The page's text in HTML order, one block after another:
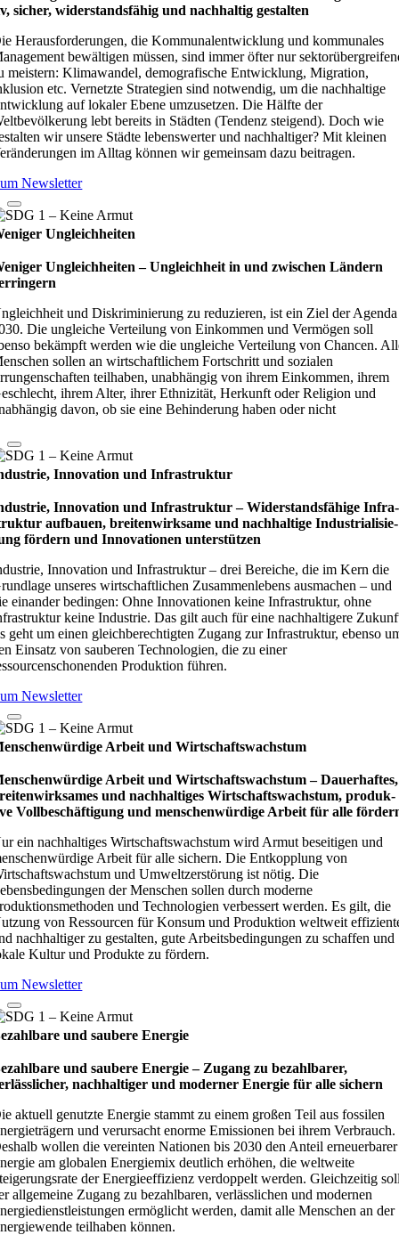
sicher, wider­stands­fä­hig und nach­hal­tig gestal­ten
Herausforderungen, die Kommunalentwicklung und kommunales
bewältigen müssen, sind immer öfter nur
meistern: Klimawandel, demografische Entwicklung, Migration,
etc. Vernetzte Strategien sind notwendig, um die nachhaltige
auf lokaler Ebene umzusetzen. Die Hälfte der
lebt bereits in Städten (Tendenz steigend). Doch wie
wir unsere Städte lebenswerter und nachhaltiger? Mit kleinen
im Alltag können wir gemeinsam dazu beitragen.
Newsletter
Ungleichheiten
Ungleichheiten – Ungleich­heit in und zwi­schen Län­dern
und Diskriminierung zu reduzieren, ist ein Ziel der Agenda
Die ungleiche Verteilung von Einkommen und Vermögen soll
bekämpft werden wie die ungleiche Verteilung von Chancen.
sollen an wirtschaftlichem Fortschritt und sozialen
teilhaben, unabhängig von ihrem Einkommen, ihrem
ihrem Alter, ihrer Ethnizität, Herkunft oder Religion und
davon, ob sie eine Behinderung haben oder nicht
Innovation und Infrastruktur
Innovation und Infrastruktur – Wider­stands­fä­hige Infra­
auf­bauen, brei­ten­wirk­same und nach­hal­tige Indu­stri­ali­sie­
för­dern und Inno­vati­o­nen unter­stüt­zen
Innovation und Infrastruktur – drei Bereiche, die im Kern die
unseres wirtschaftlichen Zusammenlebens ausmachen – und
einander bedingen: Ohne Innovationen keine Infrastruktur, ohne
keine Industrie. Das gilt auch für eine nachhaltigere
geht um einen gleichberechtigten Zugang zur Infrastruktur, ebenso
Einsatz von sauberen Technologien, die zu einer
Produktion führen.
Newsletter
Arbeit und Wirtschaftswachstum
Arbeit und Wirtschaftswachstum – Dau­e­r­haf­tes,
und nach­hal­ti­ges Wirt­schafts­wachs­tum, pro­duk­
Vollbe­schäf­ti­gung und men­schen­wür­dige Arbeit für alle
ein nachhaltiges Wirtschaftswachstum wird Armut beseitigen und
Arbeit für alle sichern. Die Entkopplung von
und Umweltzerstörung ist nötig. Die
der Menschen sollen durch moderne
und Technologien verbessert werden. Es gilt, die
von Ressourcen für Konsum und Produktion weltweit
nachhaltiger zu gestalten, gute Arbeitsbedingungen zu schaffen und
Kultur und Produkte zu fördern.
Newsletter
und saubere Energie
und saubere Energie – Zugang zu bezahlbarer,
nachhaltiger und moderner Energie für alle sichern
aktuell genutzte Energie stammt zu einem großen Teil aus fossilen
und verursacht enorme Emissionen bei ihrem Verbrauch.
wollen die vereinten Nationen bis 2030 den Anteil erneuerbarer
am globalen Energiemix deutlich erhöhen, die weltweite
der Energieeffizienz verdoppelt werden. Gleichzeitig
allgemeine Zugang zu bezahlbaren, verlässlichen und modernen
ermöglicht werden, damit alle Menschen an der
teilhaben können.